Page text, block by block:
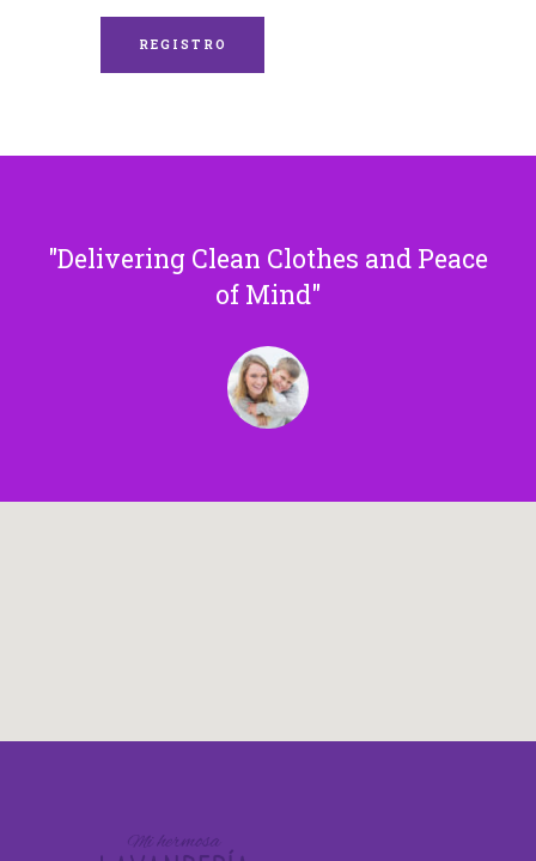
Delivering Clean Clothes and Peace
of Mind